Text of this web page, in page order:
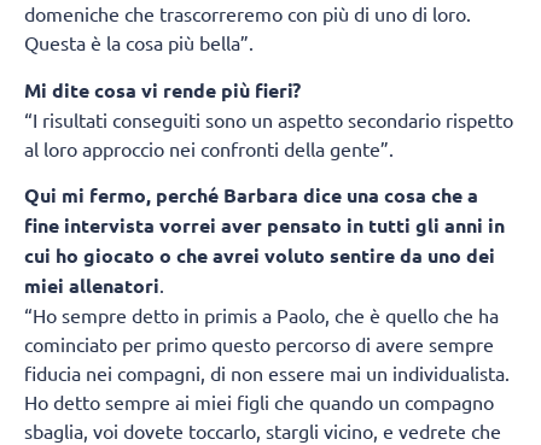
domeniche che trascorreremo con più di uno di loro.
Questa è la cosa più bella”.
Mi dite cosa vi rende più fieri?
“I risultati conseguiti sono un aspetto secondario rispetto
al loro approccio nei confronti della gente”.
Qui mi fermo, perché Barbara dice una cosa che a
fine intervista vorrei aver pensato in tutti gli anni in
cui ho giocato o che avrei voluto sentire da uno dei
miei allenatori.
“Ho sempre detto in primis a Paolo, che è quello che ha
cominciato per primo questo percorso di avere sempre
fiducia nei compagni, di non essere mai un individualista.
Ho detto sempre ai miei figli che quando un compagno
sbaglia, voi dovete toccarlo, stargli vicino, e vedrete che